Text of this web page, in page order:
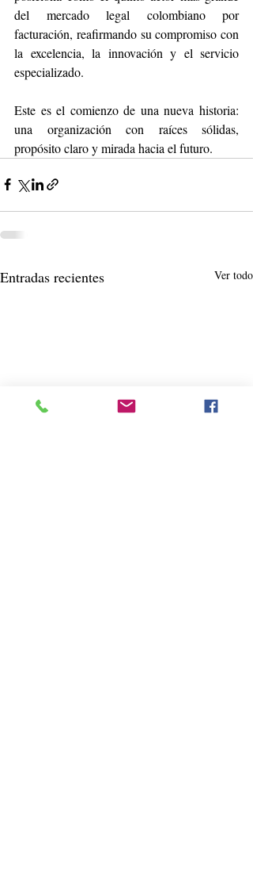
del mercado legal colombiano por
facturación, reafirmando su compromiso con
la excelencia, la innovación y el servicio
especializado.
Este es el comienzo de una nueva historia:
una organización con raíces sólidas,
propósito claro y mirada hacia el futuro.
Entradas recientes Ver todo